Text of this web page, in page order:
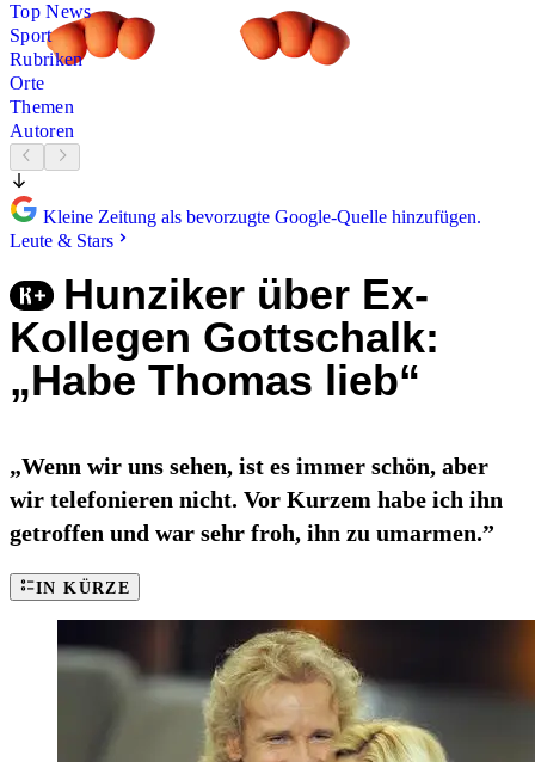
Top News
Sport
Rubriken
Orte
Themen
Autoren
Kleine Zeitung als bevorzugte Google-Quelle hinzufügen.
Leute & Stars
Hunziker über Ex-
Kollegen Gottschalk:
„Habe Thomas lieb“
„Wenn wir uns sehen, ist es immer schön, aber
wir telefonieren nicht. Vor Kurzem habe ich ihn
getroffen und war sehr froh, ihn zu umarmen.”
IN KÜRZE